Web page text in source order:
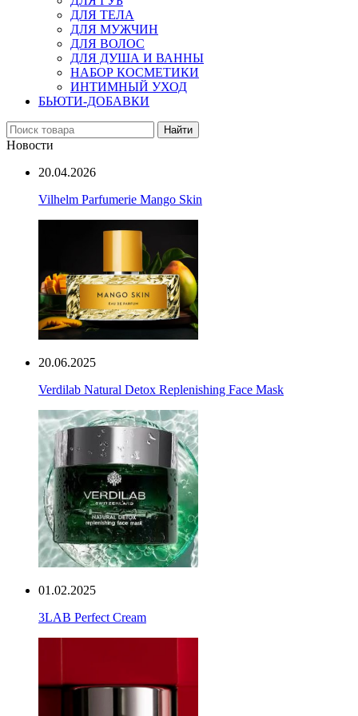
ДЛЯ ТЕЛА
ДЛЯ МУЖЧИН
ДЛЯ ВОЛОС
ДЛЯ ДУША И ВАННЫ
НАБОР КОСМЕТИКИ
ИНТИМНЫЙ УХОД
БЬЮТИ-ДОБАВКИ
Найти
Новости
20.04.2026
Vilhelm Parfumerie Mango Skin
20.06.2025
Verdilab Natural Detox Replenishing Face Mask
01.02.2025
3LAB Perfect Cream